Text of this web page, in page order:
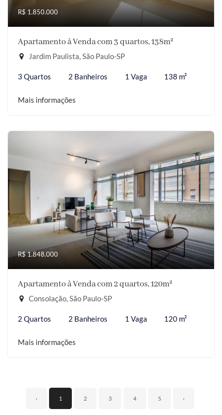
R$ 1.850.000
Apartamento à Venda com 3 quartos, 138m²
Jardim Paulista, São Paulo-SP
3 Quartos 2 Banheiros 1 Vaga 138 m²
Mais informações
R$ 1.848.000
Apartamento à Venda com 2 quartos, 120m²
Consolação, São Paulo-SP
2 Quartos 2 Banheiros 1 Vaga 120 m²
Mais informações
‹ 1 2 3 4 5 ›